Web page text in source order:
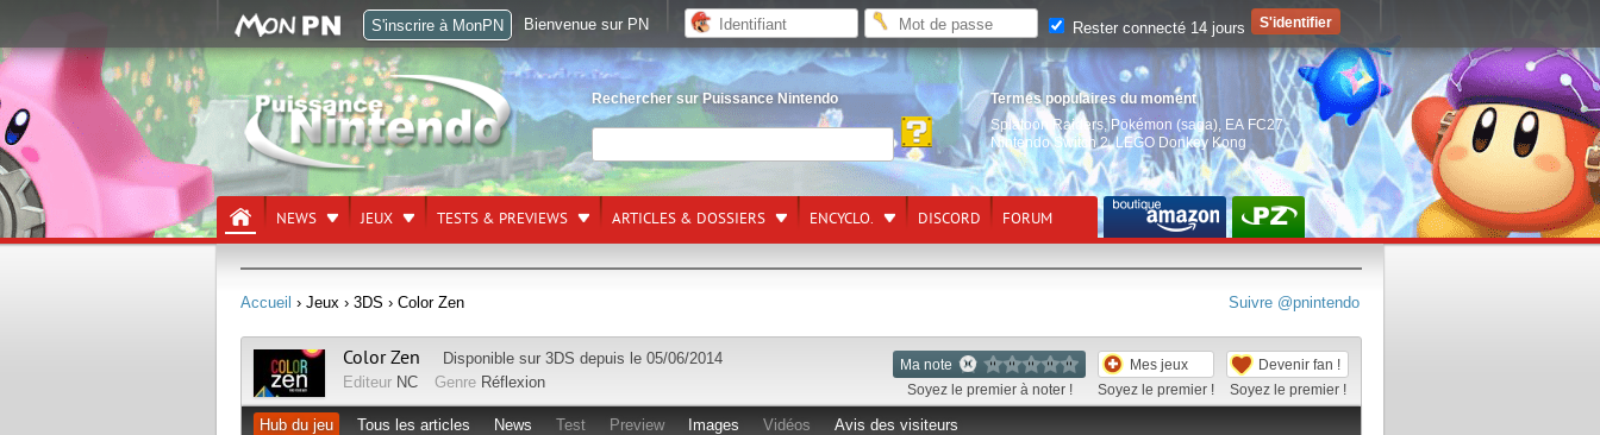
Rechercher sur Puissance Nintendo
Termes populaires du moment
Splatoon Raiders, Pokémon (saga) EA FC27,
Nintendo Switch 2,LEGO Donkey Kong
NEWS JEUX TESTS & PREVIEWS ARTICLES & DOSSIERS ENCYCLO. DISCORD FORUM
Suivre @pnintendo
Accueil › Jeux › 3DS › Color Zen
Ma note
Soyez le premier à noter !
Mes jeux
Soyez le premier !
Devenir fan !
Soyez le premier !
Color Zen Disponible sur 3DS depuis le 05/06/2014
Editeur NC Genre Réflexion
Hub du jeu Tous les articles News Test Preview Images Vidéos Avis des visiteurs
S'inscrire à MonPN Bienvenue sur PN Rester connecté 14 jours